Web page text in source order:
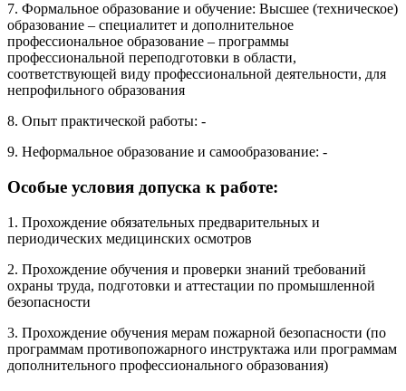
7. Формальное образование и обучение: Высшее (техническое)
образование – специалитет и дополнительное
профессиональное образование – программы
профессиональной переподготовки в области,
соответствующей виду профессиональной деятельности, для
непрофильного образования
8. Опыт практической работы: -
9. Неформальное образование и самообразование: -
Особые условия допуска к работе:
1. Прохождение обязательных предварительных и
периодических медицинских осмотров
2. Прохождение обучения и проверки знаний требований
охраны труда, подготовки и аттестации по промышленной
безопасности
3. Прохождение обучения мерам пожарной безопасности (по
программам противопожарного инструктажа или программам
дополнительного профессионального образования)